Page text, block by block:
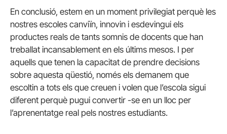
En conclusió, estem en un moment privilegiat perquè les
nostres escoles canviïn, innovin i esdevingui els
productes reals de tants somnis de docents que han
treballat incansablement en els últims mesos. I per
aquells que tenen la capacitat de prendre decisions
sobre aquesta qüestió, només els demanem que
escoltin a tots els que creuen i volen que l’escola sigui
diferent perquè pugui convertir -se en un lloc per
l’aprenentatge real pels nostres estudiants.